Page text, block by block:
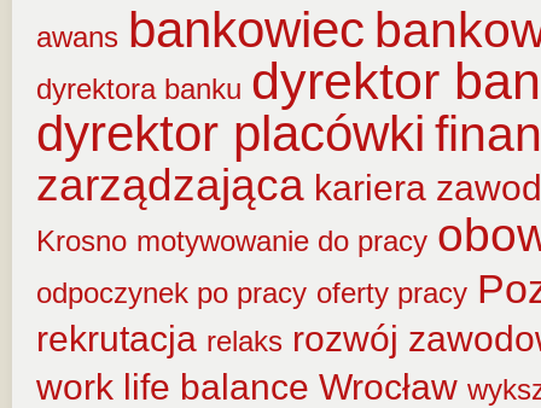
awans bankowiec
dyrektora banku dyrektor
dyrektor placówki
zarządzająca kariera
Krosno motywowanie do pracy
odpoczynek po pracy oferty pracy
rekrutacja relaks rozwój
work life balance Wrocław